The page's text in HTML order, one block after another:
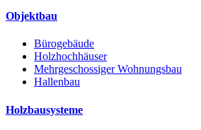
Objektbau
Bürogebäude
Holzhochhäuser
Mehrgeschossiger Wohnungsbau
Hallenbau
Holzbausysteme